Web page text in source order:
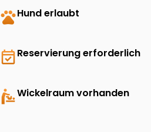
petsHund erlaubt
event_availableReservierung erforderlich
baby_changing_stationWickelraum vorhanden